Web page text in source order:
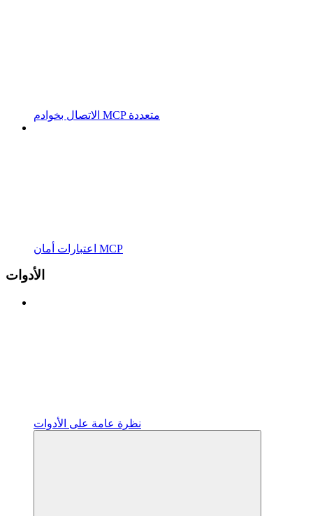
الاتصال بخوادم MCP متعددة
اعتبارات أمان MCP
الأدوات
نظرة عامة على الأدوات